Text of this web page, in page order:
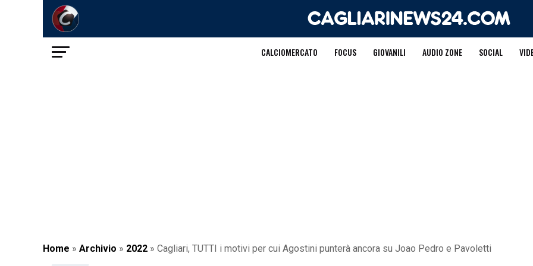
CALCIOMERCATO FOCUS GIOVANILI AUDIO ZONE SOCIAL
Home » Archivio » 2022 » Cagliari, TUTTI i motivi per cui Agostini punterà ancora su Joao Pedro e Pavoletti